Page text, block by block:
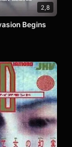
2,8
Begins